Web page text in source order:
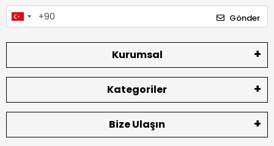
Gönder
Kurumsal
Kategoriler
Bize Ulaşın